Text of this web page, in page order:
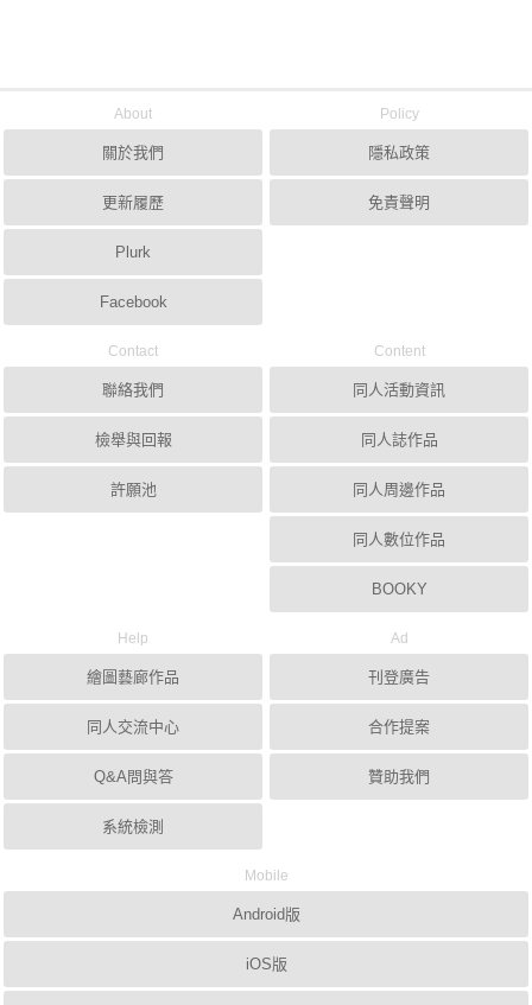
About
關於我們
更新履歷
Plurk
Facebook
Policy
隱私政策
免責聲明
Contact
聯絡我們
檢舉與回報
許願池
Content
同人活動資訊
同人誌作品
同人周邊作品
同人數位作品
BOOKY
Help
繪圖藝廊作品
同人交流中心
Q&A問與答
系統檢測
Ad
刊登廣告
合作提案
贊助我們
Mobile
Android版
iOS版